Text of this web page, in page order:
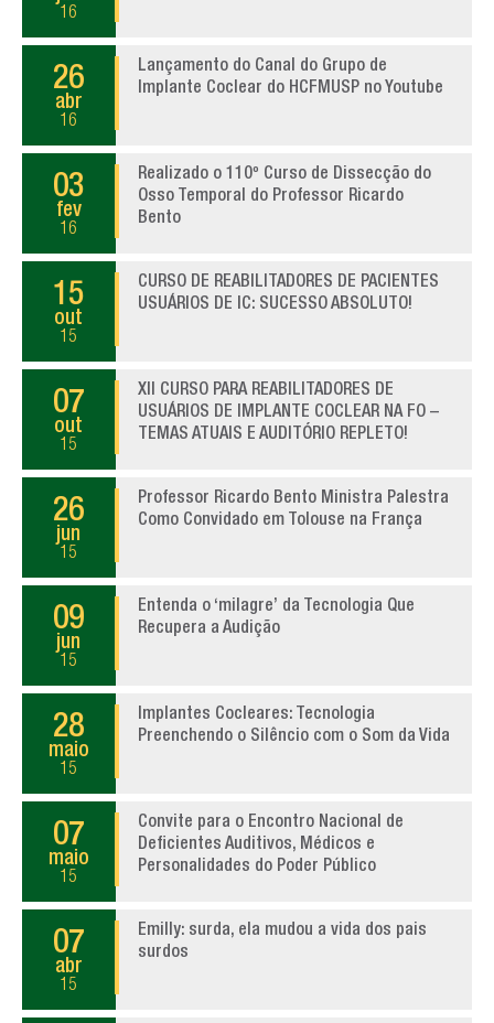
16
26
abr
16
Lançamento do Canal do Grupo de
Implante Coclear do HCFMUSP no Youtube
03
fev
16
Realizado o 110º Curso de Dissecção do
Osso Temporal do Professor Ricardo
Bento
15
out
15
CURSO DE REABILITADORES DE PACIENTES
USUÁRIOS DE IC: SUCESSO ABSOLUTO!
07
out
15
XII CURSO PARA REABILITADORES DE
USUÁRIOS DE IMPLANTE COCLEAR NA FO –
TEMAS ATUAIS E AUDITÓRIO REPLETO!
26
jun
15
Professor Ricardo Bento Ministra Palestra
Como Convidado em Tolouse na França
09
jun
15
Entenda o ‘milagre’ da Tecnologia Que
Recupera a Audição
28
maio
15
Implantes Cocleares: Tecnologia
Preenchendo o Silêncio com o Som da Vida
07
maio
15
Convite para o Encontro Nacional de
Deficientes Auditivos, Médicos e
Personalidades do Poder Público
07
abr
15
Emilly: surda, ela mudou a vida dos pais
surdos